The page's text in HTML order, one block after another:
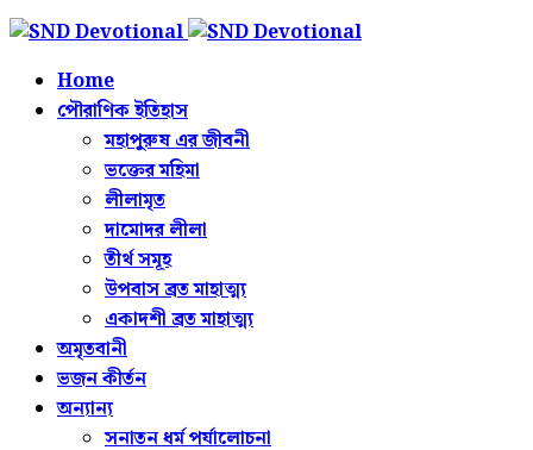
Home
পৌরাণিক ইতিহাস
মহাপুরুষ এর জীবনী
ভক্তের মহিমা
লীলামৃত
দামোদর লীলা
তীর্থ সমূহ
উপবাস ব্রত মাহাত্ম্য
একাদশী ব্রত মাহাত্ম্য
অমৃতবানী
ভজন কীর্তন
অন্যান্য
সনাতন ধর্ম পর্যালোচনা